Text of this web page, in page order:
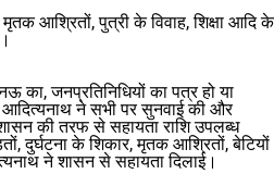
आश्रितों, पुत्री के विवाह, शिक्षा आदि के
का, जनप्रतिनिधियों का पत्र हो या
आदित्यनाथ ने सभी पर सुनवाई की और
की तरफ से सहायता राशि उपलब्ध
दुर्घटना के शिकार, मृतक आश्रितों, बेटियों
ने शासन से सहायता दिलाई।